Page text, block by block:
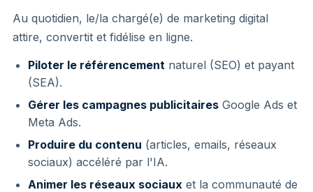
Au quotidien, le/la chargé(e) de marketing digital
attire, convertit et fidélise en ligne.
Piloter le référencement naturel (SEO) et payant
(SEA).
Gérer les campagnes publicitaires Google Ads et
Meta Ads.
Produire du contenu (articles, emails, réseaux
sociaux) accéléré par l'IA.
Animer les réseaux sociaux et la communauté de